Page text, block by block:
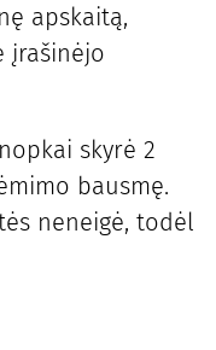
apskaitą,
įrašinėjo
skyrė 2
bausmę.
neneigė, todėl